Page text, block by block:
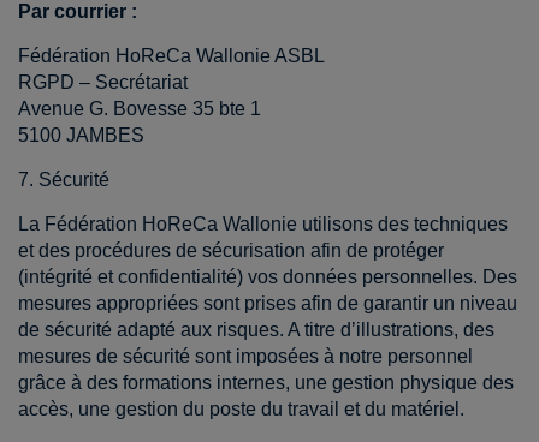
Par courrier :
Fédération HoReCa Wallonie ASBL
RGPD – Secrétariat
Avenue G. Bovesse 35 bte 1
5100 JAMBES
7. Sécurité
La Fédération HoReCa Wallonie utilisons des techniques
et des procédures de sécurisation afin de protéger
(intégrité et confidentialité) vos données personnelles. Des
mesures appropriées sont prises afin de garantir un niveau
de sécurité adapté aux risques. A titre d’illustrations, des
mesures de sécurité sont imposées à notre personnel
grâce à des formations internes, une gestion physique des
accès, une gestion du poste du travail et du matériel.